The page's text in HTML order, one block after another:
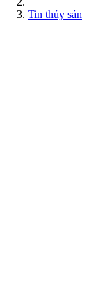
Tin thủy sản